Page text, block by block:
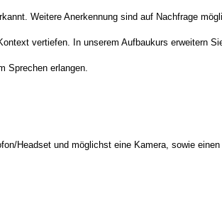
Weitere Anerkennung sind auf Nachfrage
vertiefen. In unserem Aufbaukurs erweitern
Sprechen erlangen.
Headset und möglichst eine Kamera, sowie